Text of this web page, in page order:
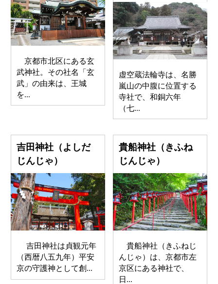
京都市北区にある玄
武神社。その社名「玄
武」の由来は、王城
を...
虚空蔵法輪寺は、名勝
嵐山の中腹に位置する
寺社で、和銅六年
（七...
吉田神社（よしだ
じんじゃ）
吉田神社は貞観元年
（西暦八五九年）平安
京の守護神として創...
貴船神社（きふね
じんじゃ）
貴船神社（きふねじ
んじゃ）は、京都市左
京区にある神社で、
日...